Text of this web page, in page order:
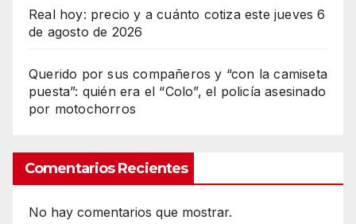
Real hoy: precio y a cuánto cotiza este jueves 6
de agosto de 2026
Querido por sus compañeros y “con la camiseta
puesta”: quién era el “Colo”, el policía asesinado
por motochorros
Comentarios Recientes
No hay comentarios que mostrar.